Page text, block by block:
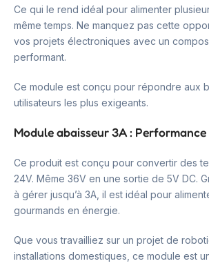
Ce qui le rend idéal pour alimenter
même temps. Ne manquez pas cette
vos projets électroniques avec un
performant.
Ce module est conçu pour répondre aux
utilisateurs les plus exigeants.
Module abaisseur 3A :
Ce produit est conçu pour convertir des
24V. Même 36V en une sortie de 5V DC.
à gérer jusqu’à 3A, il est idéal pour
gourmands en énergie.
Que vous travailliez sur un projet de
installations domestiques, ce module est